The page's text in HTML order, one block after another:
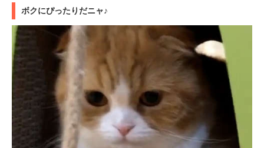
ボクにぴったりだニャ♪